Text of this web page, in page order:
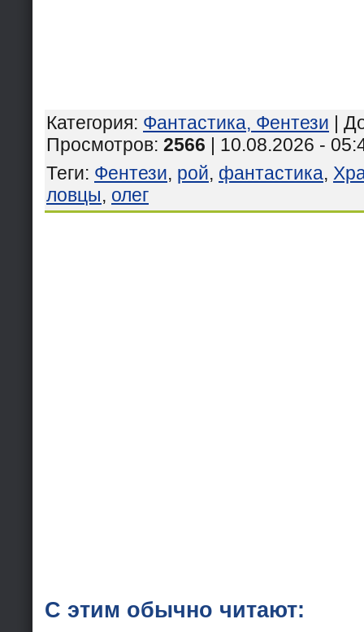
Категория: Фантастика, Фентези |
Просмотров: 2566 | 10.08.2026 -
Теги: Фентези, рой, фантастика,
ловцы, олег
С этим обычно читают: